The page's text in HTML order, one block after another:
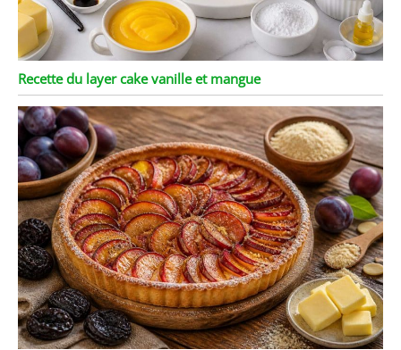
Recette du layer cake vanille et mangue